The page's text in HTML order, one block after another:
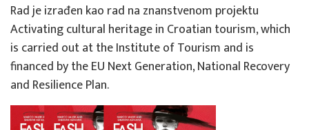
Rad je izrađen kao rad na znanstvenom projektu
Activating cultural heritage in Croatian tourism, which
is carried out at the Institute of Tourism and is
financed by the EU Next Generation, National Recovery
and Resilience Plan.